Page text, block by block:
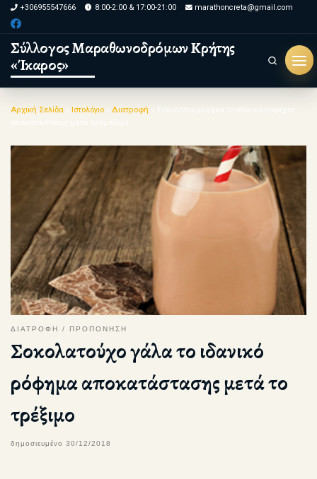
Skip to content
+306955547666 8:00-2:00 & 17:00-21:00 marathoncreta@gmail.com
Σύλλογος Μαραθωνοδρόμων Κρήτης
«Ίκαρος»
Search
Αρχική Σελίδα Ιστολόγιο Διατροφή
ΔΙΑΤΡΟΦΗ ΠΡΟΠΟΝΗΣΗ
Σοκολατούχο γάλα το ιδανικό
ρόφημα αποκατάστασης μετά το
τρέξιμο
δημοσιευμένο 30/12/2018